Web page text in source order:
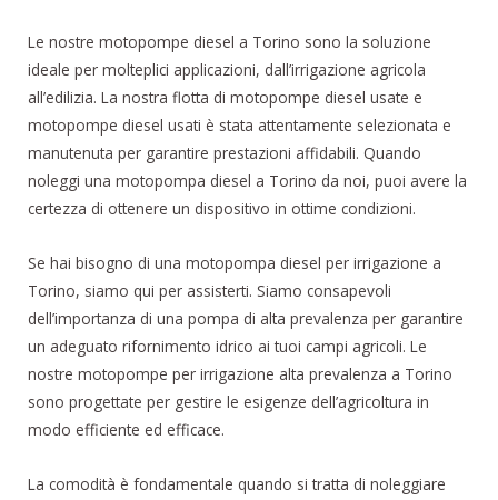
Le nostre motopompe diesel a Torino sono la soluzione
ideale per molteplici applicazioni, dall’irrigazione agricola
all’edilizia. La nostra flotta di motopompe diesel usate e
motopompe diesel usati è stata attentamente selezionata e
manutenuta per garantire prestazioni affidabili. Quando
noleggi una motopompa diesel a Torino da noi, puoi avere la
certezza di ottenere un dispositivo in ottime condizioni.
Se hai bisogno di una motopompa diesel per irrigazione a
Torino, siamo qui per assisterti. Siamo consapevoli
dell’importanza di una pompa di alta prevalenza per garantire
un adeguato rifornimento idrico ai tuoi campi agricoli. Le
nostre motopompe per irrigazione alta prevalenza a Torino
sono progettate per gestire le esigenze dell’agricoltura in
modo efficiente ed efficace.
La comodità è fondamentale quando si tratta di noleggiare